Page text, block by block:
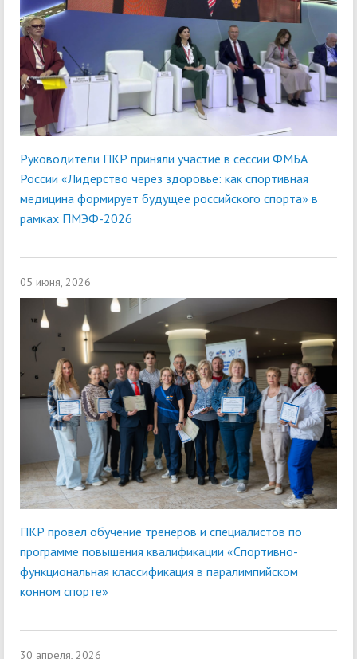
Руководители ПКР приняли участие в сессии ФМБА
России «Лидерство через здоровье: как спортивная
медицина формирует будущее российского спорта» в
рамках ПМЭФ-2026
05 июня, 2026
ПКР провел обучение тренеров и специалистов по
программе повышения квалификации «Спортивно-
функциональная классификация в паралимпийском
конном спорте»
30 апреля, 2026